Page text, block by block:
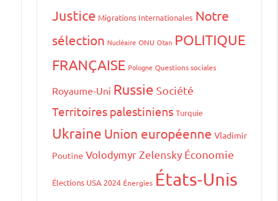
Justice Migrations Internationales Notre
sélection Nucléaire ONU Otan POLITIQUE
FRANÇAISE Pologne Questions sociales
Royaume-Uni Russie Société
Territoires palestiniens Turquie
Ukraine Union européenne Vladimir
Poutine Volodymyr Zelensky Économie
Élections USA 2024 Énergies États-Unis